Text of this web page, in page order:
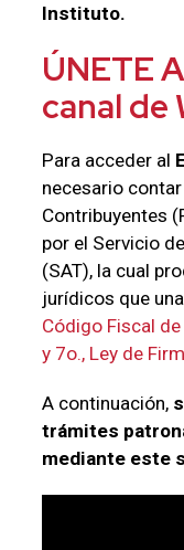
Instituto.
ÚNETE
canal de
Para acceder al
necesario
Contribuyentes
por el Servicio
(SAT), la cual
jurídicos que
Código Fiscal
y 7o., Ley de
A continuación,
trámites
mediante este